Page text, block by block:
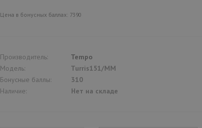
Цена в бонусных баллах: 7390
Производитель:
Tempo
Модель:
Turris151/MM
Бонусные баллы:
310
Наличие:
Нет на складе